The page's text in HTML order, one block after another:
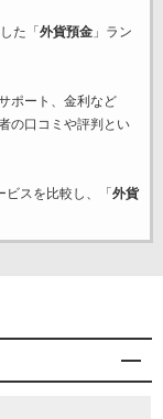
た「 外貨預金」ラン
ポート、金利など
の口コミや評判とい
ビスを比較し、「 外貨